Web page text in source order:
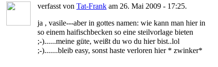
verfasst von Tat-Frank am 26. Mai 2009 - 17:25.
ja , vasile---aber in gottes namen: wie kann man hier in
so einem haifischbecken so eine steilvorlage bieten
;-)......meine güte, weißt du wo du hier bist..lol
;-).......bleib easy, sonst haste verloren hier * zwinker*